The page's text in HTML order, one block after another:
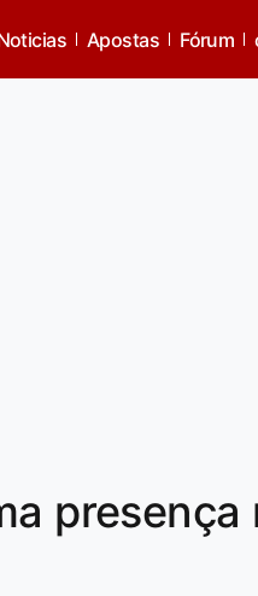
Apostas Fórum
presença